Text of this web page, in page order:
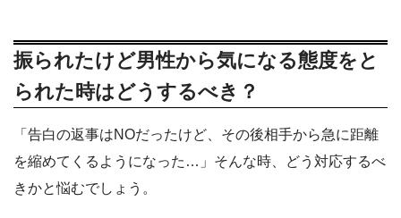
振られたけど男性から気になる態度をと
られた時はどうするべき？
「告白の返事はNOだったけど、その後相手から急に距離
を縮めてくるようになった…」そんな時、どう対応するべ
きかと悩むでしょう。